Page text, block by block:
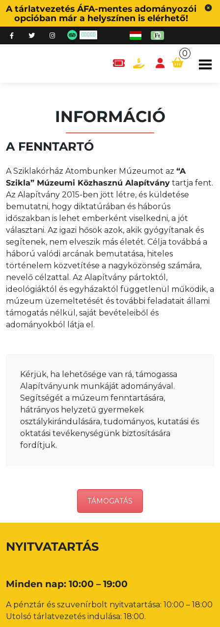
A tárlatvezetés ÁFA-mentes adományozói
opcióban már a helyszínen is elérhető!
content.cart
0
INFORMÁCIÓ
A FENNTARTÓ
A Sziklakórház Atombunker Múzeumot az “A
Szikla” Múzeumi Közhasznú Alapítvány tartja fent.
Az Alapítvány 2015-ben jött létre, és küldetése
bemutatni, hogy diktatúrában és háborús
időszakban is lehet emberként viselkedni, a jót
választani. Az igazi hősök azok, akik gyógyítanak és
segítenek, nem elveszik más életét. Célja továbbá a
háború valódi arcának bemutatása, hiteles
történelem közvetítése a nagyközönség számára,
nevelő célzattal. Az Alapítvány pártoktól,
ideológiáktól és egyházaktól függetlenül működik, a
múzeum üzemeltetését és további feladatait állami
támogatás nélkül, saját bevételeiből és
adományokból látja el.
Kérjük, ha lehetősége van rá, támogassa
Alapítványunk munkáját adományával.
Segítségét a múzeum fenntartására,
hátrányos helyzetű gyermekek
osztálykirándulására, tudományos, kutatási és
oktatási tevékenységünk biztosítására
fordítjuk.
TÁMOGATÁS
NYITVATARTÁS
Minden nap: 10:00 – 19:00
A pénztár és szuvenírbolt nyitvatartása: 10:00 – 18:00
Utolsó tárlatvezetés indulása: 18:00.